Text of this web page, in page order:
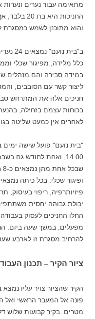
החניכות
והוא מתוכנן לשמש כמסגרת
ב"בית
כלל מלידה, מפיגור שכלי
במידה סבירה והם מנהלים
ליצור קשר עם הסובבים,
חניכים אלה את המתרחש
בכוחות עצמם בזחילה,
לאחרים אין כמעט שליטה
14:00, ואחת לחודש גם
ופיגור שכלי. בכל כיתה
פיזיותרפיה, ריפוי בעיסוק,
יכולת גבוהה יחסית
החלו החניכים לעסוק
מפעלים, במשך שעה ביום.
להרחיב מסגרת זו לארבע
ציור הקיר – תכנון
הקיר שהציור צויר עליו
מטרים. בקיר קבועות שלוש